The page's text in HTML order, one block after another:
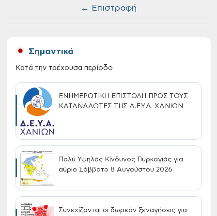
← Επιστροφή
Σημαντικά
Κατά την τρέχουσα περίοδο
ΕΝΗΜΕΡΩΤΙΚΗ ΕΠΙΣΤΟΛΗ ΠΡΟΣ ΤΟΥΣ
ΚΑΤΑΝΑΛΩΤΕΣ ΤΗΣ Δ.Ε.Υ.Α. ΧΑΝΙΩΝ
Πολύ Υψηλός Κίνδυνος Πυρκαγιάς για
αύριο Σάββατο 8 Αυγούστου 2026
Συνεχίζονται οι δωρεάν ξεναγήσεις για